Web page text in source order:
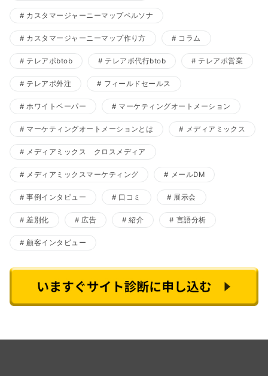
カスタマージャーニーマップペルソナ
カスタマージャーニーマップ作り方 コラム
テレアポbtob テレアポ代行btob テレアポ営業
テレアポ外注 フィールドセールス
ホワイトペーパー マーケティングオートメーション
マーケティングオートメーションとは メディアミックス
メディアミックス クロスメディア
メディアミックスマーケティング メールDM
事例インタビュー 口コミ 展示会
差別化 広告 紹介 言語分析
顧客インタビュー